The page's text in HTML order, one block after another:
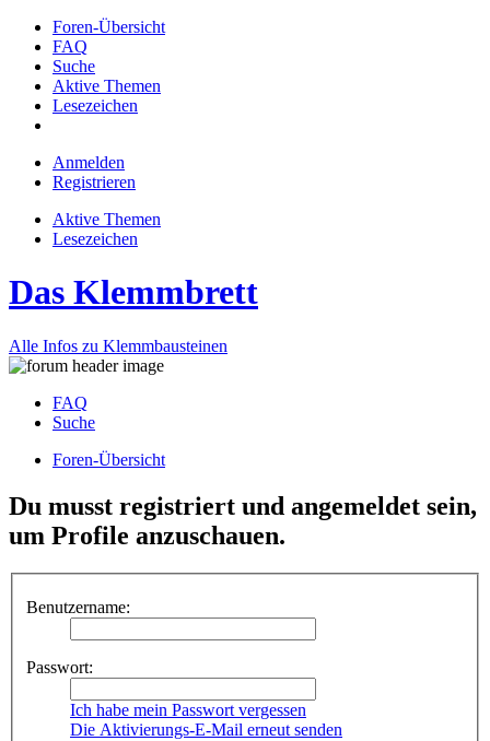
Foren-Übersicht
FAQ
Suche
Aktive Themen
Lesezeichen
Anmelden
Registrieren
Aktive Themen
Lesezeichen
Das Klemmbrett
Alle Infos zu Klemmbausteinen
FAQ
Suche
Foren-Übersicht
Du musst registriert und angemeldet sein,
um Profile anzuschauen.
Benutzername:
Passwort:
Ich habe mein Passwort vergessen
Die Aktivierungs-E-Mail erneut senden